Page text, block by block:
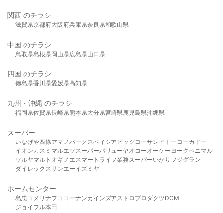
関西 のチラシ
滋賀県京都府大阪府兵庫県奈良県和歌山県
中国 のチラシ
鳥取県島根県岡山県広島県山口県
四国 のチラシ
徳島県香川県愛媛県高知県
九州・沖縄 のチラシ
福岡県佐賀県長崎県熊本県大分県宮崎県鹿児島県沖縄県
スーパー
いなげや西條アマノパークスベイシア ビッグヨーサンイトーヨーカドー
イオンカスミ マルエツスーパーバリューヤオコーオーケー ヨークベニマル
ツルヤマルト オギノ エスマート ライフ業務スーパーいかり フジグラン
ダイレックスサンエーイズミヤ
ホームセンター
島忠 コメリ ナフコ コーナンカインズアストロプロダクツDCM
ジョイフル本田